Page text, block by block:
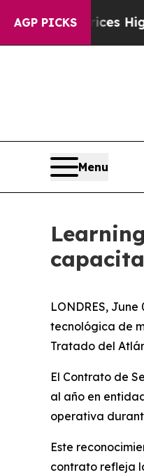
AGP PICKS
Prices Higher,
Menu
LONDRES,
tecnológica de
Tratado del
El Contrato de
al año en
operativa
Este
contrato refleja